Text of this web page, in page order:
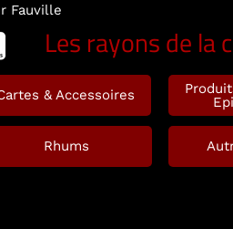
Fauville
Les rayons de la
& Accessoires
Rhums